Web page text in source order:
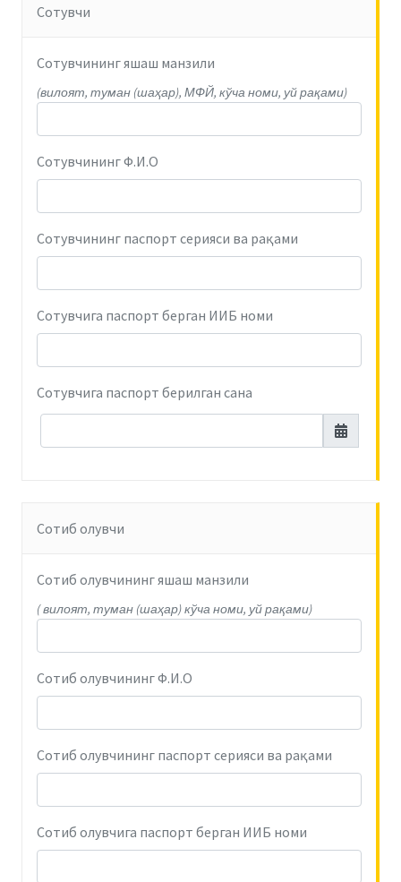
Сотувчи
Сотувчининг яшаш манзили
(вилоят, туман (шаҳар), МФЙ, кўча номи, уй рақами)
Сотувчининг Ф.И.О
Сотувчининг паспорт серияси ва рақами
Сотувчига паспорт берган ИИБ номи
Сотувчига паспорт берилган сана
Сотиб олувчи
Сотиб олувчининг яшаш манзили
( вилоят, туман (шаҳар) кўча номи, уй рақами)
Сотиб олувчининг Ф.И.О
Сотиб олувчининг паспорт серияси ва рақами
Сотиб олувчига паспорт берган ИИБ номи